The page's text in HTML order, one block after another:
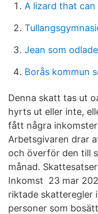
A lizard that
Jean som
Borås kommun
Denna skatt tas ut
hyrts ut eller inte,
fått några
Arbetsgivaren drar
och överför den till
månad.
Inkomst 23 mar
riktade skatteregler
personer som